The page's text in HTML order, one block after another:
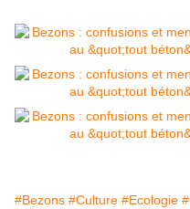
#Bezons #Culture #Ecologie